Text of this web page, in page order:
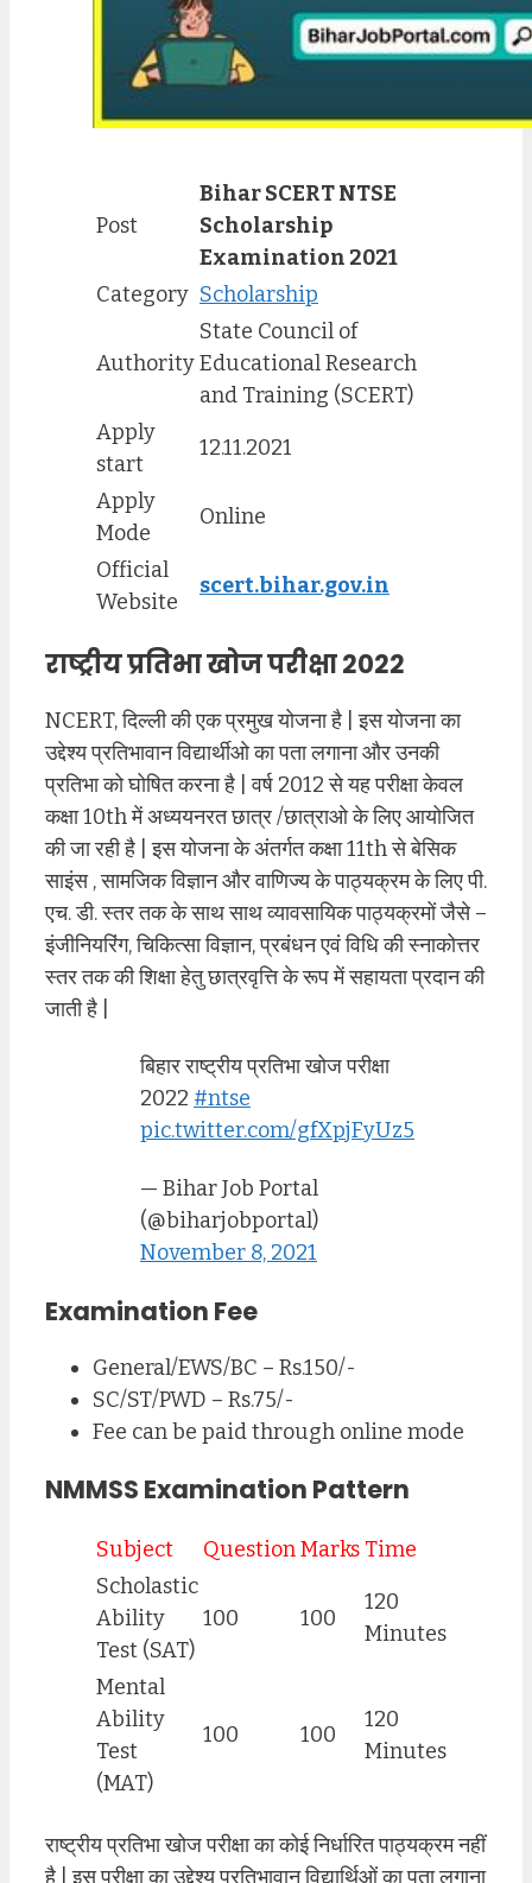
Post
Bihar SCERT NTSE
Scholarship
Examination 2021
Category Scholarship
Authority
State Council of
Educational Research
and Training (SCERT)
Apply
start
12.11.2021
Apply
Mode
Online
Official
Website
scert.bihar.gov.in
राष्ट्रीय प्रतिभा खोज परीक्षा 2022
NCERT, दिल्ली की एक प्रमुख योजना है | इस योजना का
उद्देश्य प्रतिभावान विद्यार्थीओ का पता लगाना और उनकी
प्रतिभा को घोषित करना है | वर्ष 2012 से यह परीक्षा केवल
कक्षा 10th में अध्ययनरत छात्र /छात्राओ के लिए आयोजित
की जा रही है | इस योजना के अंतर्गत कक्षा 11th से बेसिक
साइंस , सामजिक विज्ञान और वाणिज्य के पाठ्यक्रम के लिए पी.
एच. डी. स्तर तक के साथ साथ व्यावसायिक पाठ्यक्रमों जैसे –
इंजीनियरिंग, चिकित्सा विज्ञान, प्रबंधन एवं विधि की स्नाकोत्तर
स्तर तक की शिक्षा हेतु छात्रवृत्ति के रूप में सहायता प्रदान की
जाती है |
बिहार राष्ट्रीय प्रतिभा खोज परीक्षा
2022 #ntse
pic.twitter.com/gfXpjFyUz5
— Bihar Job Portal
(@biharjobportal)
November 8, 2021
Examination Fee
General/EWS/BC – Rs.150/-
SC/ST/PWD – Rs.75/-
Fee can be paid through online mode
NMMSS Examination Pattern
Subject QuestionMarks Time
Scholastic
Ability
Test (SAT)
100 100
120
Minutes
Mental
Ability
Test
(MAT)
100 100
120
Minutes
राष्ट्रीय प्रतिभा खोज परीक्षा का कोई निर्धारित पाठ्यक्रम नहीं
है | इस परीक्षा का उद्देश्य प्रतिभावान विद्यार्थिओं का पता लगाना